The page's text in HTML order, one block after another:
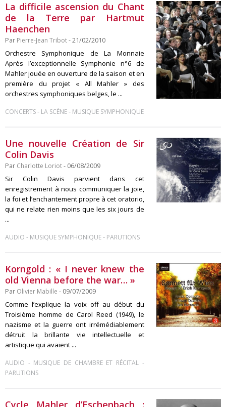
La difficile ascension du Chant
de la Terre par Hartmut
Haenchen
Par Pierre-Jean Tribot- 21/02/2010
Orchestre Symphonique de La Monnaie
Après l’exceptionnelle Symphonie n°6 de
Mahler jouée en ouverture de la saison et en
première du projet « All Mahler » des
orchestres symphoniques belges, le ...
CONCERTS- LA SCÈNE- MUSIQUE SYMPHONIQUE
Une nouvelle Création de Sir
Colin Davis
Par Charlotte Loriot- 06/08/2009
Sir Colin Davis parvient dans cet
enregistrement à nous communiquer la joie,
la foi et l’enchantement propre à cet oratorio,
qui ne relate rien moins que les six jours de
...
AUDIO - MUSIQUE SYMPHONIQUE- PARUTIONS
Korngold : « I never knew the
old Vienna before the war… »
Par Olivier Mabille - 09/07/2009
Comme l’explique la voix off au début du
Troisième homme de Carol Reed (1949), le
nazisme et la guerre ont irrémédiablement
détruit la brillante vie intellectuelle et
artistique qui avaient ...
AUDIO - MUSIQUE DE CHAMBRE ET RÉCITAL-
PARUTIONS
Cycle Mahler d’Eschenbach :